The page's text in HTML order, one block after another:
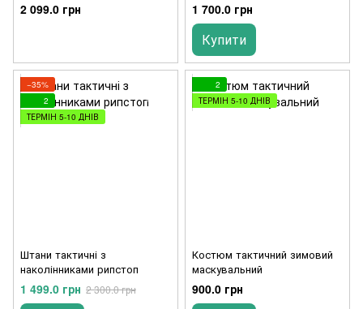
2 099.0 грн 1 700.0 грн
Купити
−35%
2
ТЕРМІН 5-10 ДНІВ
Штани тактичні з
наколінниками рипстоп
1 499.0 грн 2 300.0 грн
2
ТЕРМІН 5-10 ДНІВ
Костюм тактичний зимовий
маскувальний
900.0 грн